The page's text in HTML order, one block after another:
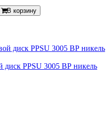
В корзину
диск PPSU 3005 ВР никель